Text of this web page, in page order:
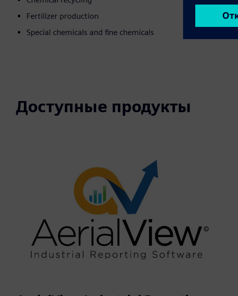
Fertilizer production
Special chemicals and fine chemicals
Доступные продукты